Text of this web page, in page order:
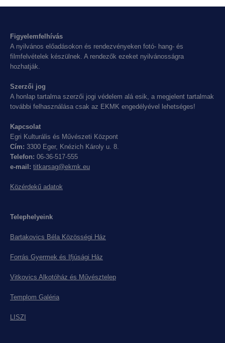
Figyelemfelhívás
A nyilvános előadásokon és rendezvényeken fotó- hang- és
filmfelvételek készülnek. A rendezők ezeket nyilvánosságra
hozhatják.
Szerzői jog
A honlap tartalma szerzői jogi védelem alá esik, a megjelent tartalmak
további felhasználása csak az EKMK engedélyével lehetséges!
Kapcsolat
Egri Kulturális és Művészeti Központ
Cím: 3300 Eger, Knézich Károly u. 8.
Telefon: 06-36-517-555
e-mail: titkarsag@ekmk.eu
Közérdekű adatok
Telephelyeink
Bartakovics Béla Közösségi Ház
Forrás Gyermek és Ifjúsági Ház
Vitkovics Alkotóház és Művésztelep
Templom Galéria
LISZI